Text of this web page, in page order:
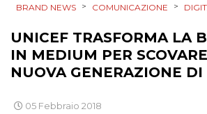
CSR
STRATEGIE
BRAND NEWS > COMUNICAZIONE >
UNICEF TRASFORMA LA
IN MEDIUM PER
NUOVA GENERAZIONE
05 Febbraio 2018